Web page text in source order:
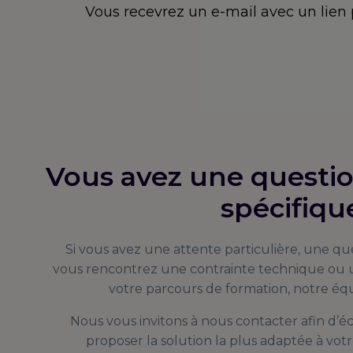
Vous recevrez un e-mail avec un
Vous avez une
Si vous avez une attente particulière, une
vous rencontrez une contrainte technique
votre parcours de formation, notre
Nous vous invitons à nous contacter afin
proposer la solution la plus adaptée à